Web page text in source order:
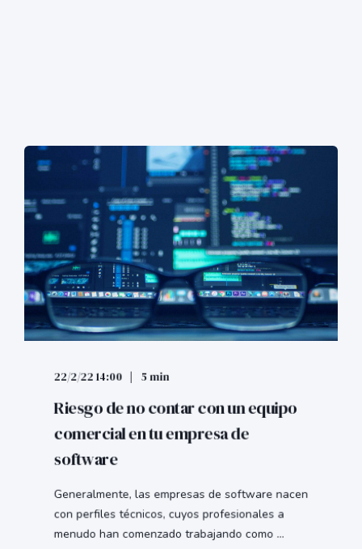
22/2/22 14:00 5 min
Riesgo de no contar con un equipo
comercial en tu empresa de
software
Generalmente, las empresas de software nacen
con perfiles técnicos, cuyos profesionales a
menudo han comenzado trabajando como ...